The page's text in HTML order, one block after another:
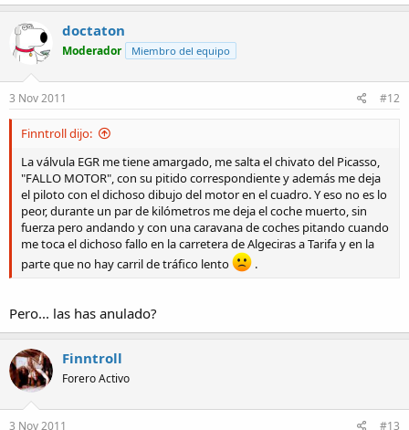
doctaton
Moderador Miembro del equipo
3 Nov 2011 #12
Finntroll dijo:
La válvula EGR me tiene amargado, me salta el chivato del Picasso,
"FALLO MOTOR", con su pitido correspondiente y además me deja
el piloto con el dichoso dibujo del motor en el cuadro. Y eso no es lo
peor, durante un par de kilómetros me deja el coche muerto, sin
fuerza pero andando y con una caravana de coches pitando cuando
me toca el dichoso fallo en la carretera de Algeciras a Tarifa y en la
parte que no hay carril de tráfico lento
.
Pero... las has anulado?
Finntroll
Forero Activo
3 Nov 2011 #13